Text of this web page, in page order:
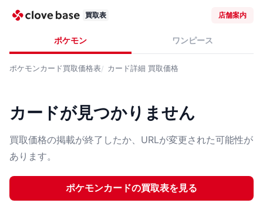
買取表 店舗案内
ポケモン ワンピース
ポケモンカード買取価格表 カード詳細 買取価格
カードが見つかりません
買取価格の掲載が終了したか、URLが変更された可能性が
あります。
ポケモンカードの買取表を見る